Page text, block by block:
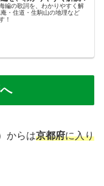
編の歌詞を、わかりやすく解
・住道・生駒山の地理など
！
からは京都府に入り